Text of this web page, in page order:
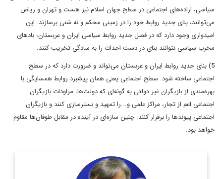
سیاسی، اراده‌های اجتماعی در سطح جهان اسلام نیز هست و تهران و ریاض
می‌توانند، بنای جدید روابط خود را در زمینی محکم و نه شنی برسازند. این
امیدواری وجود دارد که در فصل جدید روابط سیاسی ایران و عربستان، بادهای
مخرب سیاسی نتوانند بنای در دست احداث را به سادگی تخریب کنند.
5) بنای جدید روابط ایران و عربستان می‌تواند و ضرورت دارد که در سطح
اجتماعی ساخته شود. سطح اجتماعی یعنی همان پیشبرد روابط همسایگی با
بهره‌مندی از بازیگران غیر دولتی به گونه‌ای که دولت‌ها، مراودات بازیگران
اجتماعی اعم از تجار، مراکز علمی و...را تمهید و بسترسازی کنند و بازیگران
اجتماعی پیوندها را برقرار کنند. چنین سازه‌ای در آینده در مقابل طوفان‌ها مقاوم
خواهد بود.
سفیر اسبق ایران در عربستان و امارات و کارشناس ارشد مطالعات